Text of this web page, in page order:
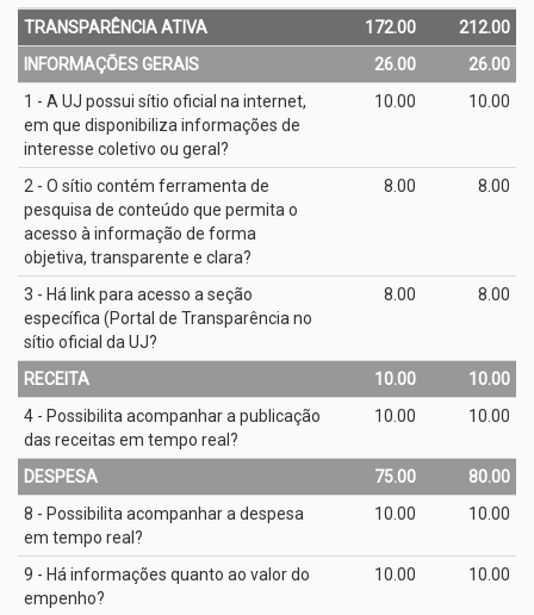
TRANSPARÊNCIA ATIVA
172.00
212.00
INFORMAÇÕES GERAIS
26.00
26.00
1 - A UJ possui sítio oficial na internet,
em que disponibiliza informações de
interesse coletivo ou geral?
10.00 10.00
2 - O sítio contém ferramenta de
pesquisa de conteúdo que permita o
acesso à informação de forma
objetiva, transparente e clara?
8.00 8.00
3 - Há link para acesso a seção
específica (Portal de Transparência no
sítio oficial da UJ?
8.00 8.00
RECEITA 10.00
10.00
4 - Possibilita acompanhar a publicação
das receitas em tempo real?
10.00 10.00
DESPESA 75.00
80.00
8 - Possibilita acompanhar a despesa
em tempo real?
10.00 10.00
9 - Há informações quanto ao valor do
empenho?
10.00 10.00